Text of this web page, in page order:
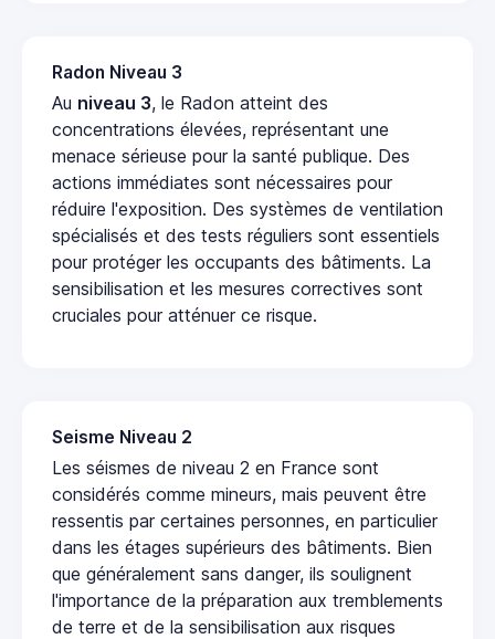
Radon Niveau 3
Au niveau 3, le Radon atteint des
concentrations élevées, représentant une
menace sérieuse pour la santé publique. Des
actions immédiates sont nécessaires pour
réduire l'exposition. Des systèmes de ventilation
spécialisés et des tests réguliers sont essentiels
pour protéger les occupants des bâtiments. La
sensibilisation et les mesures correctives sont
cruciales pour atténuer ce risque.
Seisme Niveau 2
Les séismes de niveau 2 en France sont
considérés comme mineurs, mais peuvent être
ressentis par certaines personnes, en particulier
dans les étages supérieurs des bâtiments. Bien
que généralement sans danger, ils soulignent
l'importance de la préparation aux tremblements
de terre et de la sensibilisation aux risques